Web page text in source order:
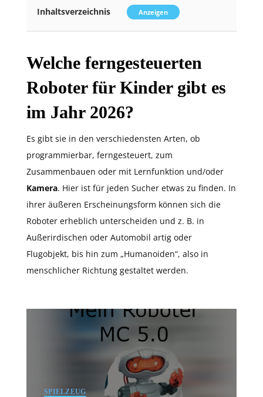
Inhaltsverzeichnis Anzeigen
Welche ferngesteuerten
Roboter für Kinder gibt es
im Jahr 2026?
Es gibt sie in den verschiedensten Arten, ob
programmierbar, ferngesteuert, zum
Zusammenbauen oder mit Lernfunktion und/oder
Kamera. Hier ist für jeden Sucher etwas zu finden. In
ihrer äußeren Erscheinungsform können sich die
Roboter erheblich unterscheiden und z. B. in
Außerirdischen oder Automobil artig oder
Flugobjekt, bis hin zum „Humanoiden“, also in
menschlicher Richtung gestaltet werden.
SPIELZEUG